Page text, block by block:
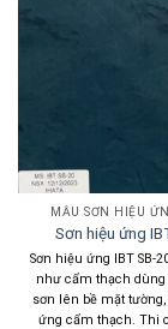
MẪU SƠN HIỆU
Sơn hiệu ứng
Sơn hiệu ứng IBT SB-
như cẩm thạch
sơn lên bề mặt tường,
ứng cẩm thạch. Thi